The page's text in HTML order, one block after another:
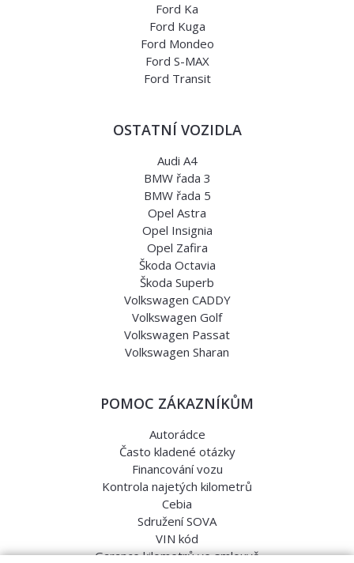
Ford Ka
Ford Kuga
Ford Mondeo
Ford S-MAX
Ford Transit
OSTATNÍ VOZIDLA
Audi A4
BMW řada 3
BMW řada 5
Opel Astra
Opel Insignia
Opel Zafira
Škoda Octavia
Škoda Superb
Volkswagen CADDY
Volkswagen Golf
Volkswagen Passat
Volkswagen Sharan
POMOC ZÁKAZNÍKŮM
Autorádce
Často kladené otázky
Financování vozu
Kontrola najetých kilometrů
Cebia
Sdružení SOVA
VIN kód
Garance kilometrů ve smlouvě